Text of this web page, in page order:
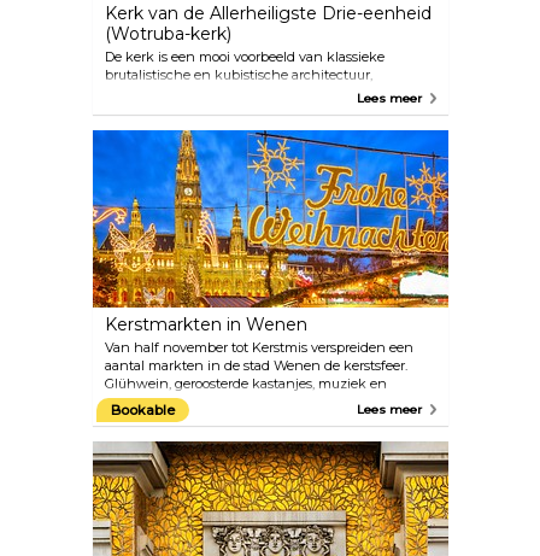
Kerk van de Allerheiligste Drie-eenheid
(Wotruba-kerk)
De kerk is een mooi voorbeeld van klassieke
brutalistische en kubistische architectuur,
ontworpen door architect Fritz Wotruba. 152
Betonblokken zijn samengesteld om deze uniek
ogende structuur te vormen, met ramen in de
overige ruimtes. Hoe opvallend anders de gevel er
ook uitziet, de binnenkant lijkt op een bekend
kerkinterieur.
Lees meer
Kerstmarkten in Wenen
Van half november tot Kerstmis verspreiden een
aantal markten in de stad Wenen de kerstsfeer.
Glühwein, geroosterde kastanjes, muziek en
handgemaakte producten die in de kraampjes
worden verkocht, creëren een warme en gastvrije
sfeer, ondanks de soms koude Oostenrijkse winters.
Enkele van de meest opwindende kerstmarkten
zijn de Weense droomkerstmarkt voor het stadhuis,
het kerstdorp in het Belvedere-paleis (Prinz-
Eugene Straße) en de kerst- en nieuwjaarsmarkt in
Paleis Schönbrunn. Er zijn nog vele andere
kleinere markten met dezelfde charme.
Bookable Lees meer